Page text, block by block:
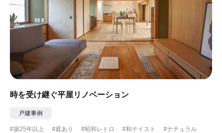
時を受け継ぐ平屋リノベーション
戸建事例
#築25年以上 #庭あり #昭和レトロ #和テイスト
#ナチュラル